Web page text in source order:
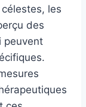
les
des
peuvent